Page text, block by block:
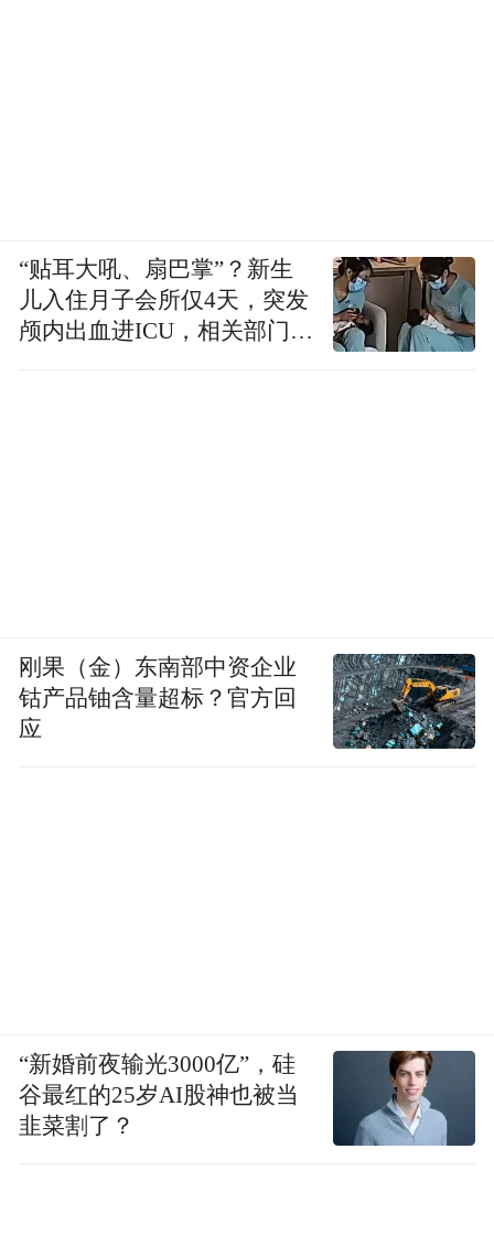
“贴耳大吼、扇巴掌”？新生
儿入住月子会所仅4天，突发
颅内出血进ICU，相关部门已
刚果（金）东南部中资企业
钴产品铀含量超标？官方回
应
“新婚前夜输光3000亿”，硅
谷最红的25岁AI股神也被当
韭菜割了？